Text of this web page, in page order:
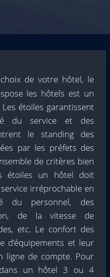
de votre hôtel, le
les hôtels est un
étoiles garantissent
du service et des
le standing des
par les préfets des
de critères bien
étoiles un hôtel doit
irréprochable en
du personnel, des
de la vitesse de
etc. Le confort des
d’équipements et leur
ligne de compte. Pour
un hôtel 3 ou 4